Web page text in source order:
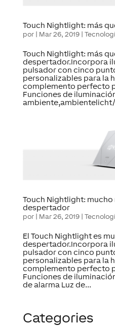
Touch Nightlight: más
por Mar 26, 2019|
Touch Nightlight: más
despertador.Incorpora
pulsador con cinco
personalizables para la
complemento perfecto
Funciones de
ambiente,ambientelicht/
Touch Nightlight: mucho
despertador
por Mar 26, 2019|
El Touch Nightlight es
despertador.Incorpora
pulsador con cinco
personalizables para la
complemento perfecto
Funciones de
de alarma Luz de...
Categories